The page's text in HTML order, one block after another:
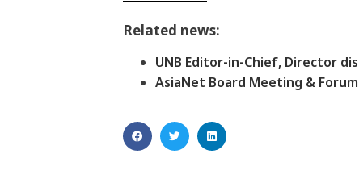
Related news:
UNB Editor-in-Chief, Director
AsiaNet Board Meeting &